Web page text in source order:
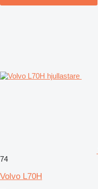
74
Volvo L70H